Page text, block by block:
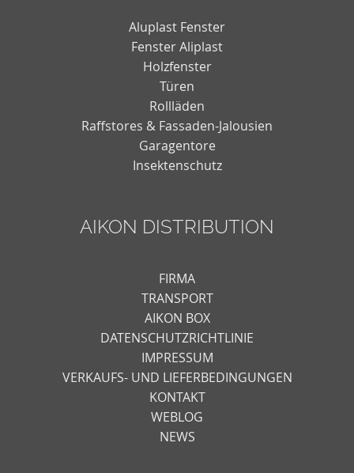
Aluplast Fenster
Fenster Aliplast
Holzfenster
Türen
Rollläden
Raffstores & Fassaden-Jalousien
Garagentore
Insektenschutz
AIKON DISTRIBUTION
FIRMA
TRANSPORT
AIKON BOX
DATENSCHUTZRICHTLINIE
IMPRESSUM
VERKAUFS- UND LIEFERBEDINGUNGEN
KONTAKT
WEBLOG
NEWS